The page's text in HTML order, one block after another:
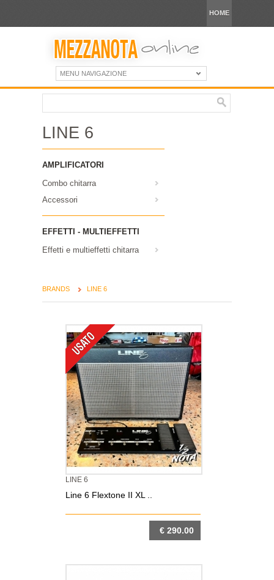
HOME
MENU NAVIGAZIONE
LINE 6
AMPLIFICATORI
Combo chitarra
Accessori
EFFETTI - MULTIEFFETTI
Effetti e multieffetti chitarra
BRANDS LINE 6
LINE 6
Line 6 Flextone II XL ..
€ 290.00